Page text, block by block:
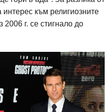
към религиозните
2006 г. се стигнало до